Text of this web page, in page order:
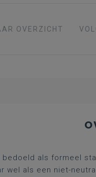
OVERZICHT
als formeel
wel als een niet-